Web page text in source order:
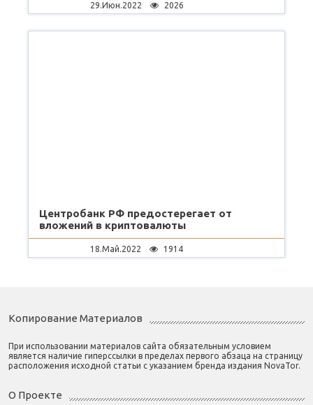
29.Июн.2022 2026
Центробанк РФ предостерегает от
вложений в криптовалюты
18.Май.2022 1914
Копирование Материалов
При использовании материалов сайта обязательным условием
является наличие гиперссылки в пределах первого абзаца на страницу
расположения исходной статьи с указанием бренда издания NovaTor.
О Проекте